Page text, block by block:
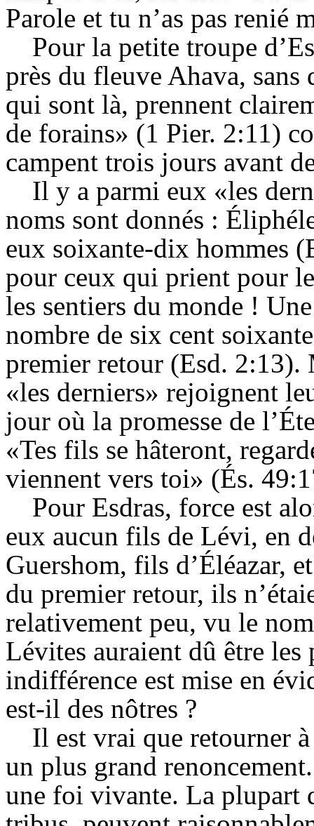
Parole et tu n’as pas renié
Pour la petite troupe
près du fleuve Ahava,
qui sont là, prennent
de forains» (1 Pier. 2:11)
campent trois jours avant
Il y a parmi eux «les
noms sont donnés :
eux soixante-dix hommes
pour ceux qui prient pour
les sentiers du monde !
nombre de six cent
premier retour (Esd. 2:13).
«les derniers» rejoignent
jour où la promesse de
«Tes fils se hâteront,
viennent vers toi» (És.
Pour Esdras, force est
eux aucun fils de Lévi, en
Guershom, fils d’Éléazar,
du premier retour, ils
relativement peu, vu le
Lévites auraient dû être les
indifférence est mise en
est-il des nôtres ?
Il est vrai que retourner
un plus grand
une foi vivante. La plupart